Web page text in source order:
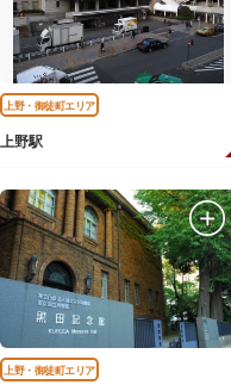
上野・御徒町エリア
上野駅
上野・御徒町エリア